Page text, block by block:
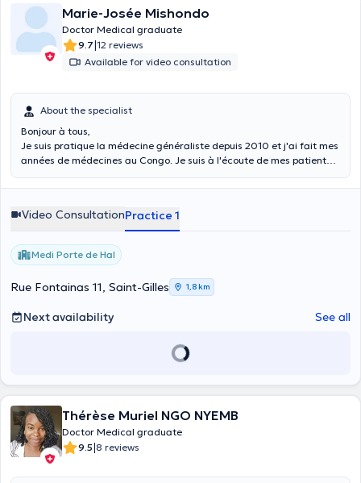
Marie-Josée Mishondo
Doctor Medical graduate
9.7|12 reviews
Available for video consultation
About the specialist
Bonjour à tous,
Je suis pratique la médecine généraliste depuis 2010 et j'ai fait mes
années de médecines au Congo. Je suis à l'écoute de mes patients,
langues nationales du Congo et l'anglais mais niveau de base.
Video ConsultationPractice 1
Medi Porte de Hal
Rue Fontainas 11, Saint-Gilles 1,8 km
Next availability See all
Thérèse Muriel NGO NYEMB
Doctor Medical graduate
9.5|8 reviews